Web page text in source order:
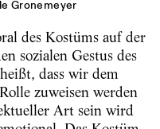
Gronemeyer
des Kostüms auf der
sozialen Gestus des
dass wir dem
zuweisen werden
Art sein wird